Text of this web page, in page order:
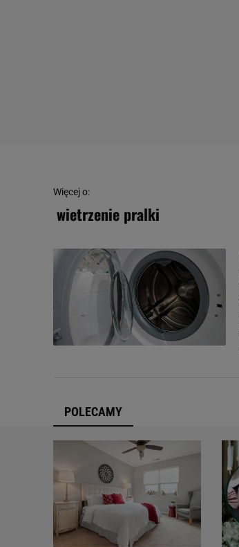
Więcej o:
wietrzenie pralki
POLECAMY